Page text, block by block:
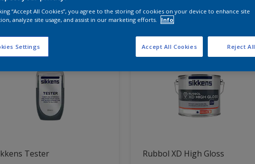
voor jou
Tester Rubbol XD High Gloss
“Accept All Cookies”, you agree to the storing of cookies on your device to enhance site
analyze site usage, and assist in our marketing efforts.
Info
Settings Reject All
Accept All Cookies